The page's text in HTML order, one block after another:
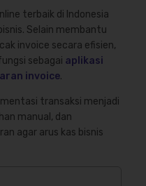
terbaik di Indonesia
Selain membantu
invoice secara efisien,
sebagai aplikasi
invoice.
transaksi menjadi
manual, dan
agar arus kas bisnis